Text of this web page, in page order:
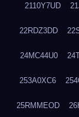
2110Y7UD
22RDZ3DD
24MC44U0
253A0XC6
25RMMEOD